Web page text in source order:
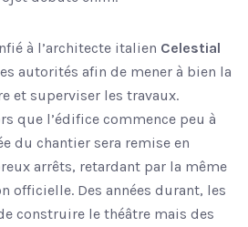
à l’architecte italien Celestial
autorités afin de mener à bien la
et superviser les travaux.
que l’édifice commence peu à
du chantier sera remise en
arrêts, retardant par la même
officielle. Des années durant, les
construire le théâtre mais des